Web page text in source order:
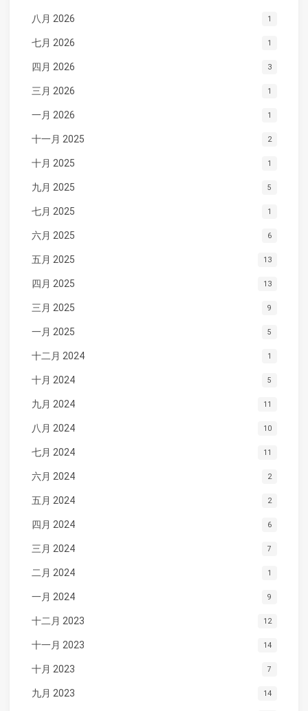
八月 2026 1
七月 2026 1
四月 2026 3
三月 2026 1
一月 2026 1
十一月 2025 2
十月 2025 1
九月 2025 5
七月 2025 1
六月 2025 6
五月 2025 13
四月 2025 13
三月 2025 9
一月 2025 5
十二月 2024 1
十月 2024 5
九月 2024 11
八月 2024 10
七月 2024 11
六月 2024 2
五月 2024 2
四月 2024 6
三月 2024 7
二月 2024 1
一月 2024 9
十二月 2023 12
十一月 2023 14
十月 2023 7
九月 2023 14